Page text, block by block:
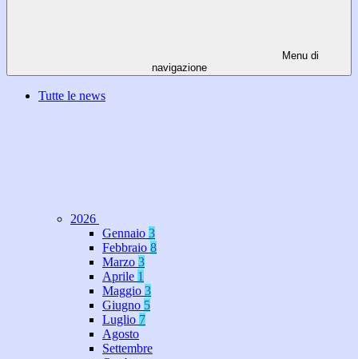
Menu di
navigazione
Tutte le news
2026
Gennaio 3
Febbraio 8
Marzo 3
Aprile 1
Maggio 3
Giugno 5
Luglio 7
Agosto
Settembre